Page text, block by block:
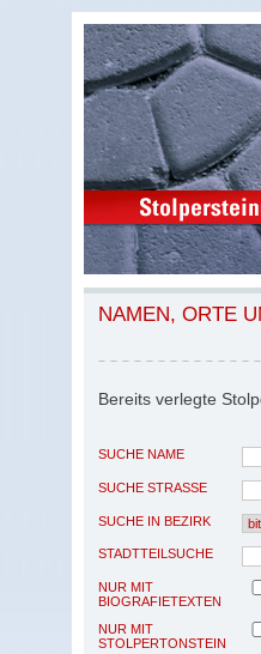
NAMEN, ORTE
Bereits verlegte
SUCHE NAME
SUCHE STRASSE
SUCHE IN BEZIRK
STADTTEILSUCHE
NUR MIT
BIOGRAFIETEXTEN
NUR MIT
STOLPERTONSTEIN